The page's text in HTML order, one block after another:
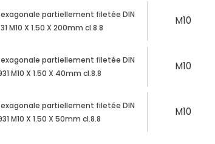
partiellement filetée DIN
M10 X 1.50 X 200mm cl.8.8
M10
partiellement filetée DIN
M10 X 1.50 X 40mm cl.8.8
M10
partiellement filetée DIN
M10 X 1.50 X 50mm cl.8.8
M10